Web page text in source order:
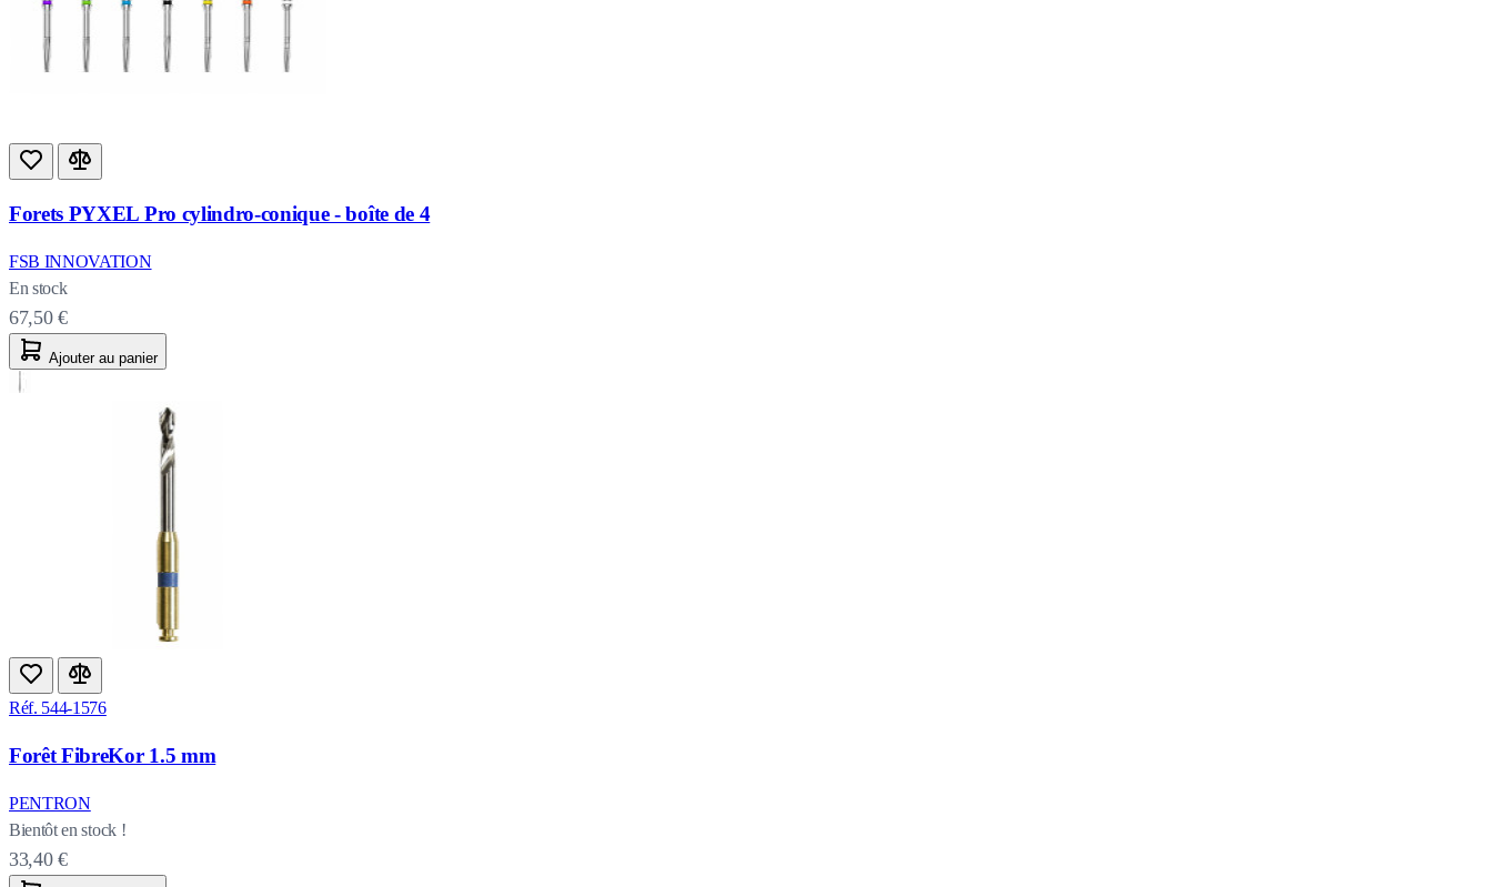
Forets PYXEL Pro cylindro-conique - boîte de 4
FSB INNOVATION
En stock
67,50 €
Ajouter au panier
Réf. 544-1576
Forêt FibreKor 1.5 mm
PENTRON
Bientôt en stock !
33,40 €